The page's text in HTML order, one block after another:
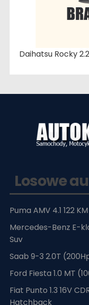
Daihatsu Rocky
Losowe
Puma AMV 4.1 122
Mercedes-Benz E-
Suv
Saab 9-3 2.0T
Ford Fiesta 1.0 MT
Fiat Punto 1.3 16V
Hatchback